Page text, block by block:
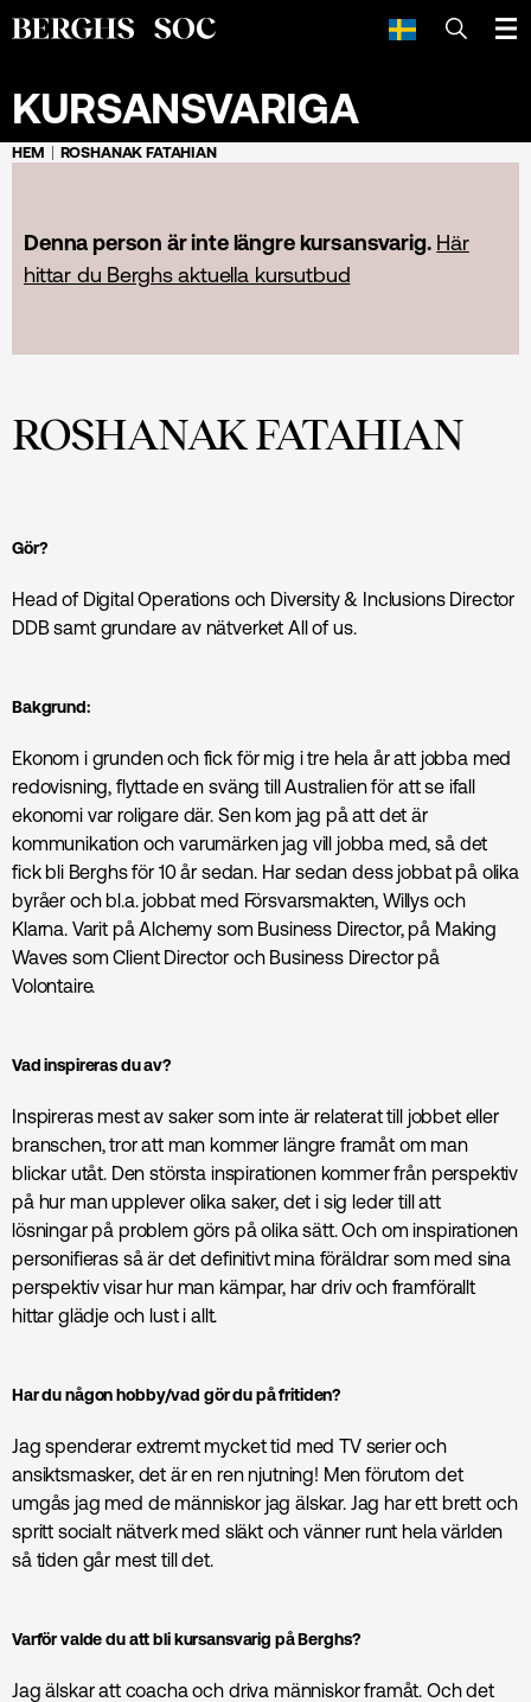
SÖK
KURSANSVARIGA
HEM ROSHANAK FATAHIAN
Denna person är inte längre kursansvarig. Här
hittar du Berghs aktuella kursutbud
ROSHANAK FATAHIAN
Gör?
Head of Digital Operations och Diversity & Inclusions Director
DDB samt grundare av nätverket All of us.
Bakgrund:
Ekonom i grunden och fick för mig i tre hela år att jobba med
redovisning, flyttade en sväng till Australien för att se ifall
ekonomi var roligare där. Sen kom jag på att det är
kommunikation och varumärken jag vill jobba med, så det
fick bli Berghs för 10 år sedan. Har sedan dess jobbat på olika
byråer och bl.a. jobbat med Försvarsmakten, Willys och
Klarna. Varit på Alchemy som Business Director, på Making
Waves som Client Director och Business Director på
Volontaire.
Vad inspireras du av?
Inspireras mest av saker som inte är relaterat till jobbet eller
branschen, tror att man kommer längre framåt om man
blickar utåt. Den största inspirationen kommer från perspektiv
på hur man upplever olika saker, det i sig leder till att
lösningar på problem görs på olika sätt. Och om inspirationen
personifieras så är det definitivt mina föräldrar som med sina
perspektiv visar hur man kämpar, har driv och framförallt
hittar glädje och lust i allt.
Har du någon hobby/vad gör du på fritiden?
Jag spenderar extremt mycket tid med TV serier och
ansiktsmasker, det är en ren njutning! Men förutom det
umgås jag med de människor jag älskar. Jag har ett brett och
spritt socialt nätverk med släkt och vänner runt hela världen
så tiden går mest till det.
Varför valde du att bli kursansvarig på Berghs?
Jag älskar att coacha och driva människor framåt. Och det